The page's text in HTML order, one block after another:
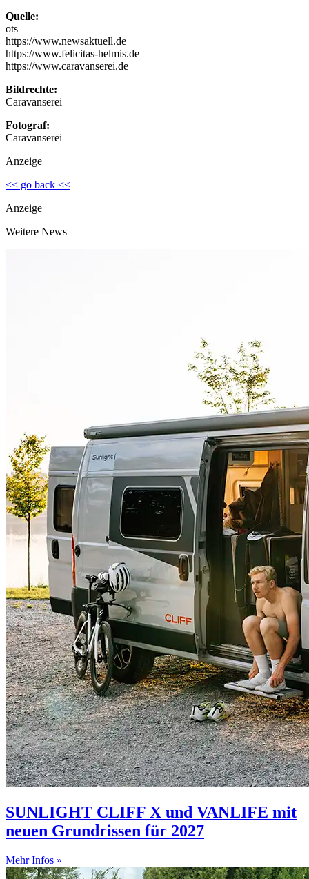
Quelle:
ots
https://www.newsaktuell.de
https://www.felicitas-helmis.de
https://www.caravanserei.de
Bildrechte:
Caravanserei
Fotograf:
Caravanserei
Anzeige
<< go back <<
Anzeige
Weitere News
SUNLIGHT CLIFF X und VANLIFE mit
neuen Grundrissen für 2027
Mehr Infos »